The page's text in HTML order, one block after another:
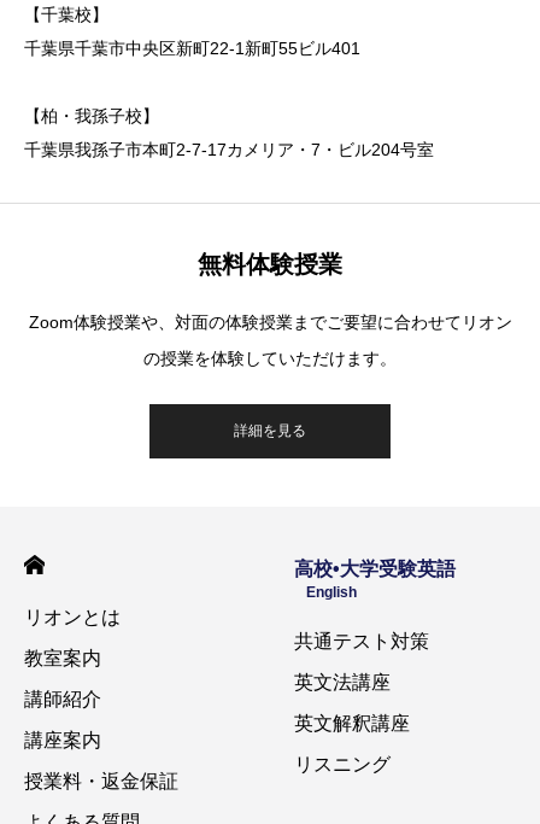
【千葉校】
千葉県千葉市中央区新町22-1新町55ビル401
【柏・我孫子校】
千葉県我孫子市本町2-7-17カメリア・7・ビル204号室
無料体験授業
Zoom体験授業や、対面の体験授業までご要望に合わせてリオン
の授業を体験していただけます。
詳細を見る
リオンとは
教室案内
講師紹介
講座案内
授業料・返金保証
高校•大学受験英語
English
共通テスト対策
英文法講座
英文解釈講座
リスニング